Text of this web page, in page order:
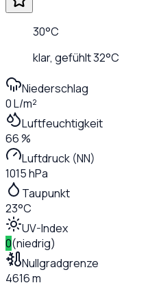
30°C
klar, gefühlt32°C
Niederschlag
0 L/m²
Luftfeuchtigkeit
66 %
Luftdruck (NN)
1015 hPa
Taupunkt
23°C
UV-Index
0(niedrig)
Nullgradgrenze
4616 m